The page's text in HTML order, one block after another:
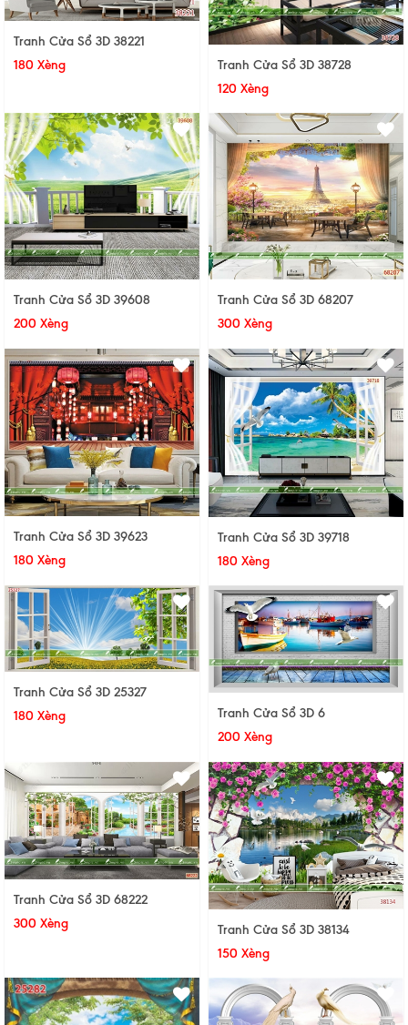
Tranh Cửa Sổ 3D 38221
180 Xèng
Tranh Cửa Sổ 3D 38728
120 Xèng
Tranh Cửa Sổ 3D 39608
200 Xèng
Tranh Cửa Sổ 3D 68207
300 Xèng
Tranh Cửa Sổ 3D 39623
180 Xèng
Tranh Cửa Sổ 3D 39718
180 Xèng
Tranh Cửa Sổ 3D 25327
180 Xèng
Tranh Cửa Sổ 3D 6
200 Xèng
Tranh Cửa Sổ 3D 68222
300 Xèng
Tranh Cửa Sổ 3D 38134
150 Xèng